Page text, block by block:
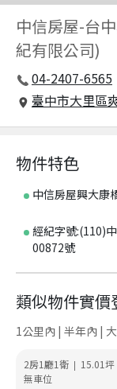
中信房屋-台
紀有限公司)
04-2407-6565
臺中市大里區
物件特色
中信房屋興大康
經紀字號:(110)
00872號
類似物件實價
1公里內 | 半年內 |
2房1廳1衛 | 15.01坪
無車位